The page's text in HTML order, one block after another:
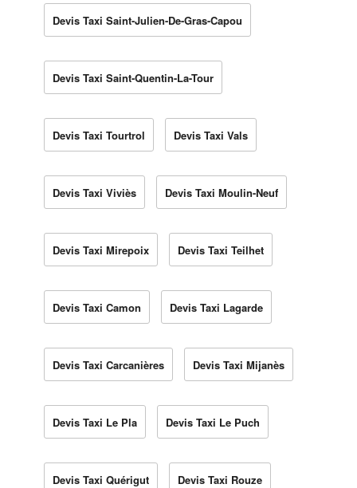
Devis Taxi Saint-Julien-De-Gras-Capou
Devis Taxi Saint-Quentin-La-Tour
Devis Taxi Tourtrol Devis Taxi Vals
Devis Taxi Viviès Devis Taxi Moulin-Neuf
Devis Taxi Mirepoix Devis Taxi Teilhet
Devis Taxi Camon Devis Taxi Lagarde
Devis Taxi Carcanières Devis Taxi Mijanès
Devis Taxi Le Pla Devis Taxi Le Puch
Devis Taxi Quérigut Devis Taxi Rouze